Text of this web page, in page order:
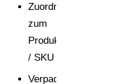
Zuordnung
zum
Produkt
/ SKU
Verpackungsebene